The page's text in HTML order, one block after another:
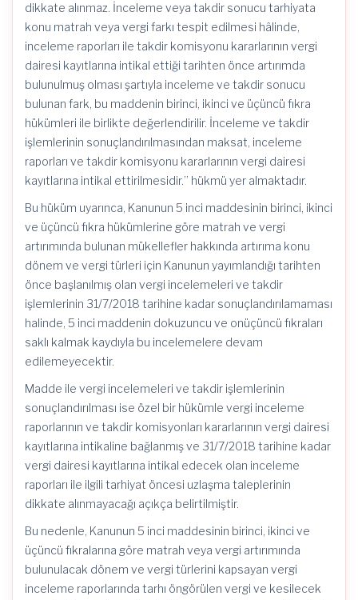
dikkate alınmaz. İnceleme veya takdir sonucu tarhiyata
konu matrah veya vergi farkı tespit edilmesi hâlinde,
inceleme raporları ile takdir komisyonu kararlarının vergi
dairesi kayıtlarına intikal ettiği tarihten önce artırımda
bulunulmuş olması şartıyla inceleme ve takdir sonucu
bulunan fark, bu maddenin birinci, ikinci ve üçüncü fıkra
hükümleri ile birlikte değerlendirilir. İnceleme ve takdir
işlemlerinin sonuçlandırılmasından maksat, inceleme
raporları ve takdir komisyonu kararlarının vergi dairesi
kayıtlarına intikal ettirilmesidir.” hükmü yer almaktadır.
Bu hüküm uyarınca, Kanunun 5 inci maddesinin birinci, ikinci
ve üçüncü fıkra hükümlerine göre matrah ve vergi
artırımında bulunan mükellefler hakkında artırıma konu
dönem ve vergi türleri için Kanunun yayımlandığı tarihten
önce başlanılmış olan vergi incelemeleri ve takdir
işlemlerinin 31/7/2018 tarihine kadar sonuçlandırılamaması
halinde, 5 inci maddenin dokuzuncu ve onüçüncü fıkraları
saklı kalmak kaydıyla bu incelemelere devam
edilemeyecektir.
Madde ile vergi incelemeleri ve takdir işlemlerinin
sonuçlandırılması ise özel bir hükümle vergi inceleme
raporlarının ve takdir komisyonları kararlarının vergi dairesi
kayıtlarına intikaline bağlanmış ve 31/7/2018 tarihine kadar
vergi dairesi kayıtlarına intikal edecek olan inceleme
raporları ile ilgili tarhiyat öncesi uzlaşma taleplerinin
dikkate alınmayacağı açıkça belirtilmiştir.
Bu nedenle, Kanunun 5 inci maddesinin birinci, ikinci ve
üçüncü fıkralarına göre matrah veya vergi artırımında
bulunulacak dönem ve vergi türlerini kapsayan vergi
inceleme raporlarında tarhı öngörülen vergi ve kesilecek